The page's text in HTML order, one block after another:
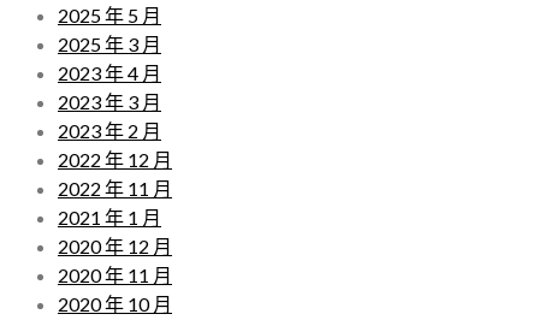
2025 年 5 月
2025 年 3 月
2023 年 4 月
2023 年 3 月
2023 年 2 月
2022 年 12 月
2022 年 11 月
2021 年 1 月
2020 年 12 月
2020 年 11 月
2020 年 10 月